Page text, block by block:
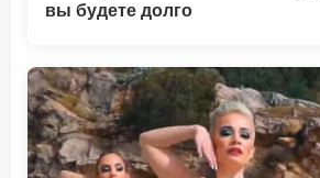
вы будете долго